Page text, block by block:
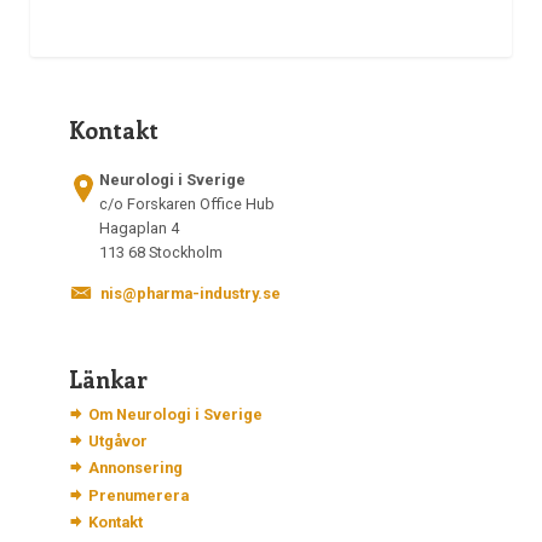
Kontakt
Neurologi i Sverige
c/o Forskaren Office Hub
Hagaplan 4
113 68 Stockholm
nis@pharma-industry.se
Länkar
Om Neurologi i Sverige
Utgåvor
Annonsering
Prenumerera
Kontakt